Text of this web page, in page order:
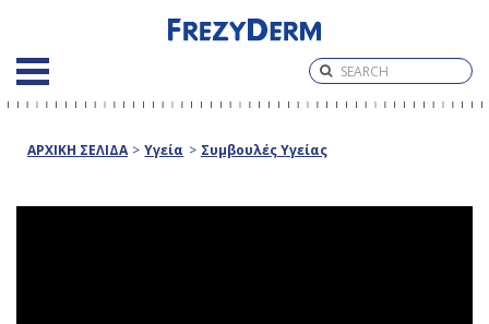
ΑΡΧΙΚΗ ΣΕΛΙΔΑ > Υγεία > Συμβουλές Υγείας